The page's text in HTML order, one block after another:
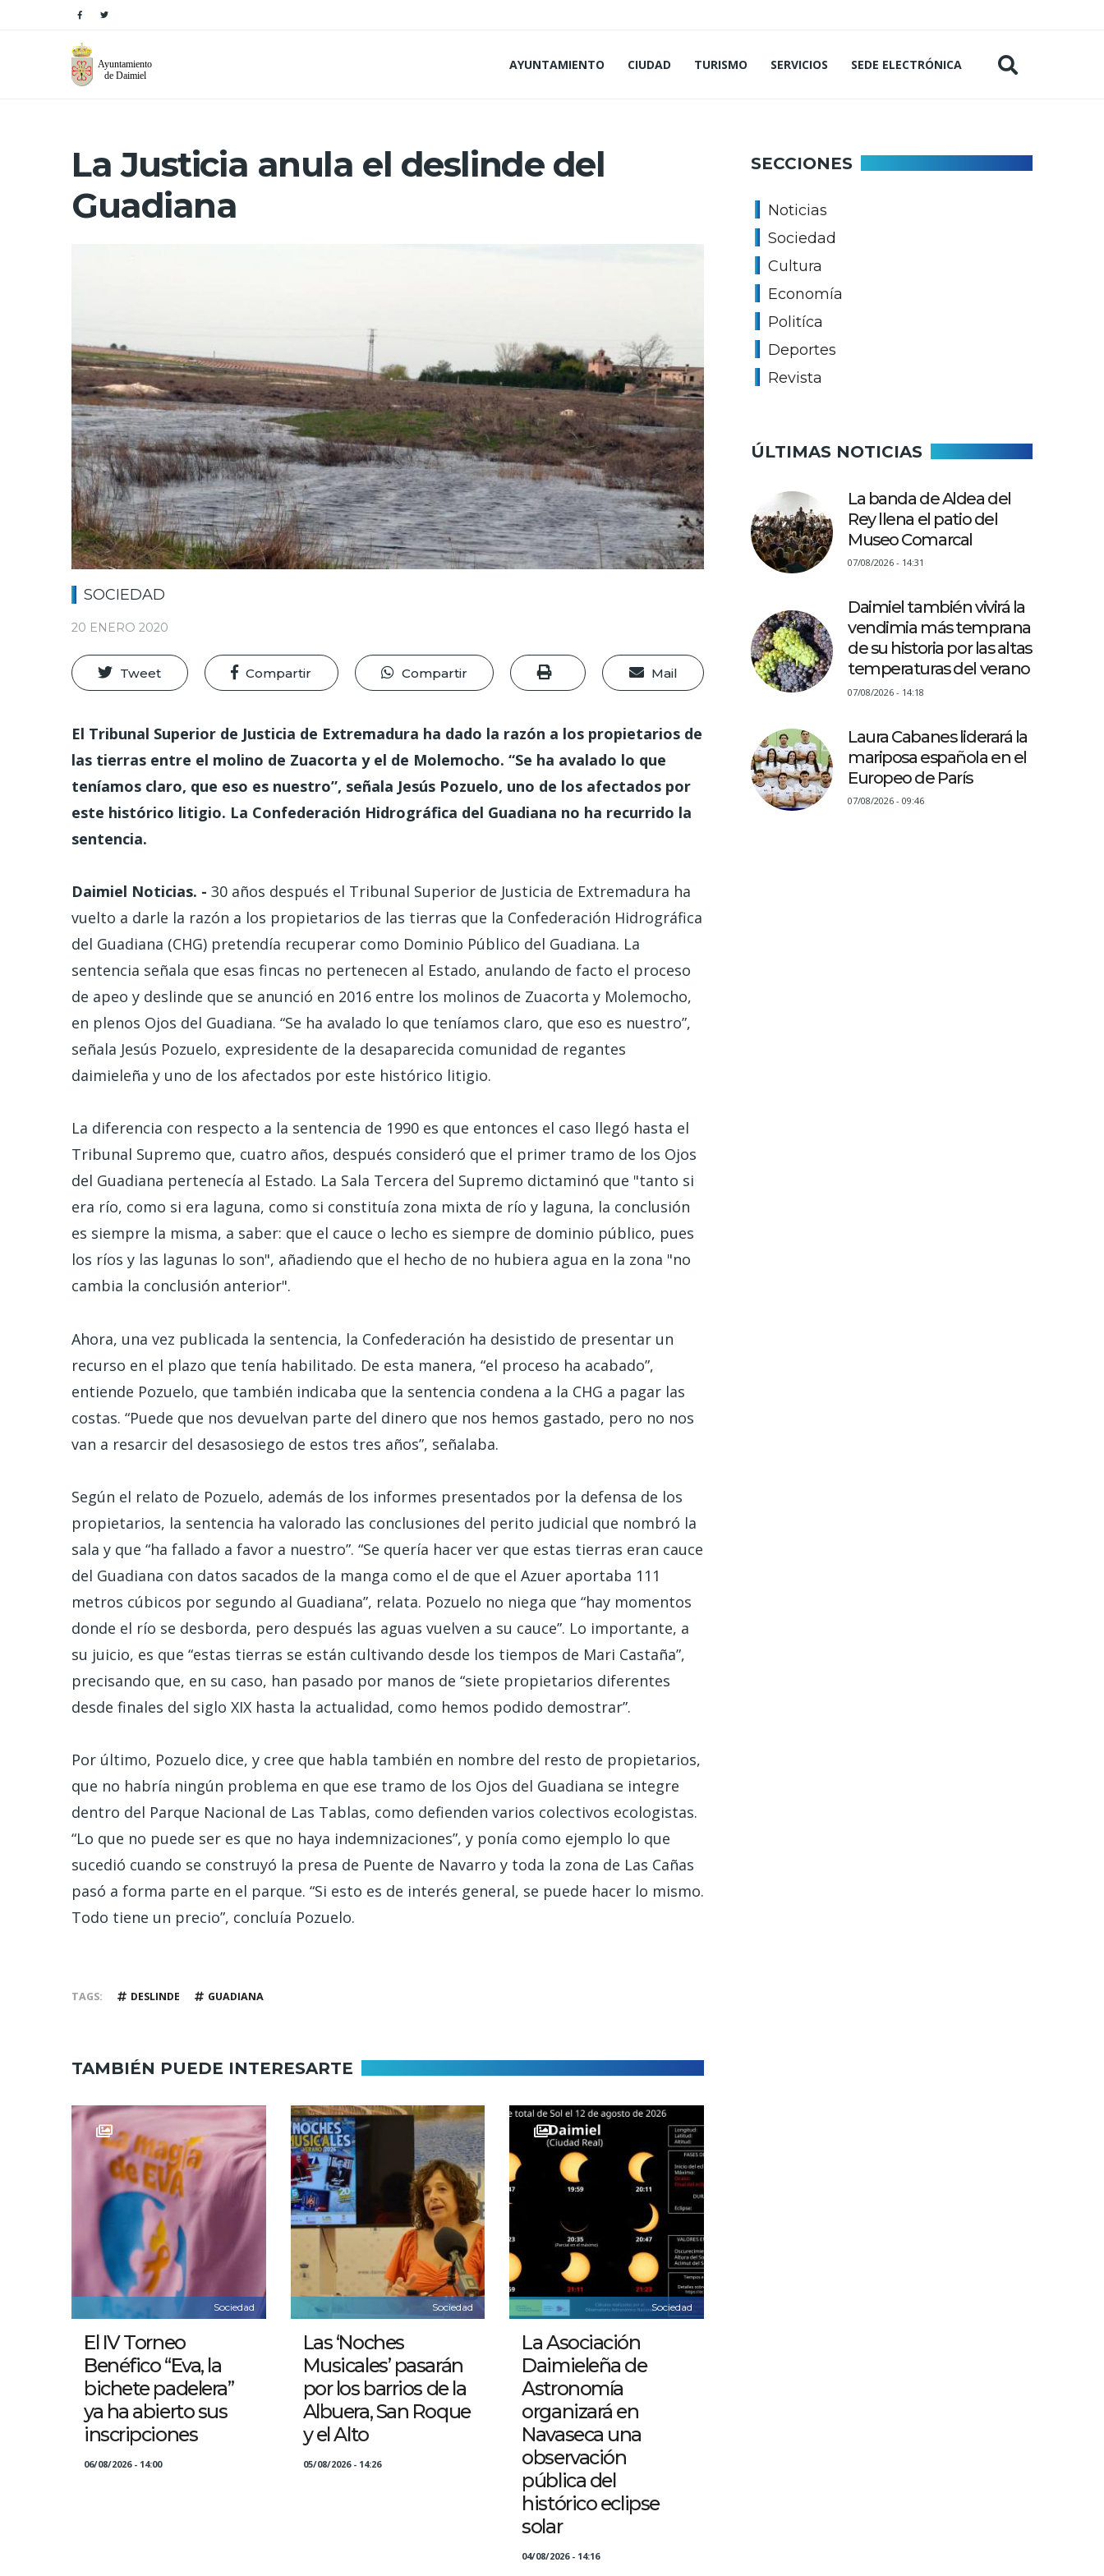
AYUNTAMIENTO CIUDAD TURISMO SERVICIOS SEDE ELECTRÓNICA
La Justicia anula el deslinde del
Guadiana
SOCIEDAD
20 ENERO 2020
Tweet Compartir Compartir Mail
El Tribunal Superior de Justicia de Extremadura ha dado la razón a los propietarios de
las tierras entre el molino de Zuacorta y el de Molemocho. “Se ha avalado lo que
teníamos claro, que eso es nuestro”, señala Jesús Pozuelo, uno de los afectados por
este histórico litigio. La Confederación Hidrográfica del Guadiana no ha recurrido la
sentencia.
Daimiel Noticias. - 30 años después el Tribunal Superior de Justicia de Extremadura ha
vuelto a darle la razón a los propietarios de las tierras que la Confederación Hidrográfica
del Guadiana (CHG) pretendía recuperar como Dominio Público del Guadiana. La
sentencia señala que esas fincas no pertenecen al Estado, anulando de facto el proceso
de apeo y deslinde que se anunció en 2016 entre los molinos de Zuacorta y Molemocho,
en plenos Ojos del Guadiana. “Se ha avalado lo que teníamos claro, que eso es nuestro”,
señala Jesús Pozuelo, expresidente de la desaparecida comunidad de regantes
daimieleña y uno de los afectados por este histórico litigio.
La diferencia con respecto a la sentencia de 1990 es que entonces el caso llegó hasta el
Tribunal Supremo que, cuatro años, después consideró que el primer tramo de los Ojos
del Guadiana pertenecía al Estado. La Sala Tercera del Supremo dictaminó que "tanto si
era río, como si era laguna, como si constituía zona mixta de río y laguna, la conclusión
es siempre la misma, a saber: que el cauce o lecho es siempre de dominio público, pues
los ríos y las lagunas lo son", añadiendo que el hecho de no hubiera agua en la zona "no
cambia la conclusión anterior".
Ahora, una vez publicada la sentencia, la Confederación ha desistido de presentar un
recurso en el plazo que tenía habilitado. De esta manera, “el proceso ha acabado”,
entiende Pozuelo, que también indicaba que la sentencia condena a la CHG a pagar las
costas. “Puede que nos devuelvan parte del dinero que nos hemos gastado, pero no nos
van a resarcir del desasosiego de estos tres años”, señalaba.
Según el relato de Pozuelo, además de los informes presentados por la defensa de los
propietarios, la sentencia ha valorado las conclusiones del perito judicial que nombró la
sala y que “ha fallado a favor a nuestro”. “Se quería hacer ver que estas tierras eran cauce
del Guadiana con datos sacados de la manga como el de que el Azuer aportaba 111
metros cúbicos por segundo al Guadiana”, relata. Pozuelo no niega que “hay momentos
donde el río se desborda, pero después las aguas vuelven a su cauce”. Lo importante, a
su juicio, es que “estas tierras se están cultivando desde los tiempos de Mari Castaña”,
precisando que, en su caso, han pasado por manos de “siete propietarios diferentes
desde finales del siglo XIX hasta la actualidad, como hemos podido demostrar”.
Por último, Pozuelo dice, y cree que habla también en nombre del resto de propietarios,
que no habría ningún problema en que ese tramo de los Ojos del Guadiana se integre
dentro del Parque Nacional de Las Tablas, como defienden varios colectivos ecologistas.
“Lo que no puede ser es que no haya indemnizaciones”, y ponía como ejemplo lo que
sucedió cuando se construyó la presa de Puente de Navarro y toda la zona de Las Cañas
pasó a forma parte en el parque. “Si esto es de interés general, se puede hacer lo mismo.
Todo tiene un precio”, concluía Pozuelo.
TAGS DESLINDE GUADIANA
TAMBIÉN PUEDE INTERESARTE
Sociedad
El IV Torneo
Benéfico “Eva, la
bichete padelera”
ya ha abierto sus
inscripciones
06/08/2026 - 14:00
Sociedad
Las ‘Noches
Musicales’ pasarán
por los barrios de la
Albuera, San Roque
y el Alto
05/08/2026 - 14:26
Sociedad
La Asociación
Daimieleña de
Astronomía
organizará en
Navaseca una
observación
pública del
histórico eclipse
solar
04/08/2026 - 14:16
SECCIONES
Noticias
Sociedad
Cultura
Economía
Politíca
Deportes
Revista
ÚLTIMAS NOTICIAS
La banda de Aldea del
Rey llena el patio del
Museo Comarcal
07/08/2026 - 14:31
Daimiel también vivirá la
vendimia más temprana
de su historia por las altas
temperaturas del verano
07/08/2026 - 14:18
Laura Cabanes liderará la
mariposa española en el
Europeo de París
07/08/2026 - 09:46